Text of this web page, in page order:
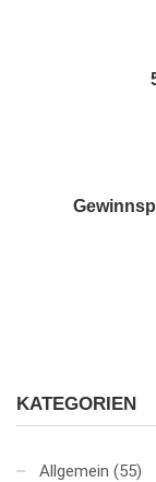
KATEGORIEN
Allgemein (55)